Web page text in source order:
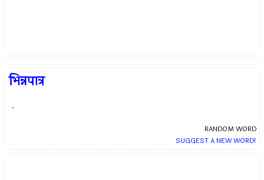
भिन्नपात्र
.
RANDOM WORD
SUGGEST A NEW WORD!